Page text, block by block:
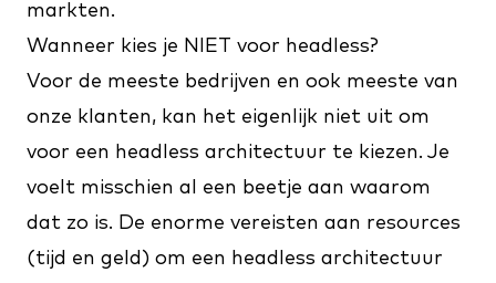
markten.
Wanneer kies je NIET voor headless?
Voor de meeste bedrijven en ook meeste van
onze klanten, kan het eigenlijk niet uit om
voor een headless architectuur te kiezen. Je
voelt misschien al een beetje aan waarom
dat zo is. De enorme vereisten aan resources
(tijd en geld) om een headless architectuur